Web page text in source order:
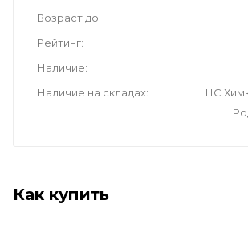
Возраст до
Рейтинг
Наличие
Наличие на складах
ЦС
Как купить